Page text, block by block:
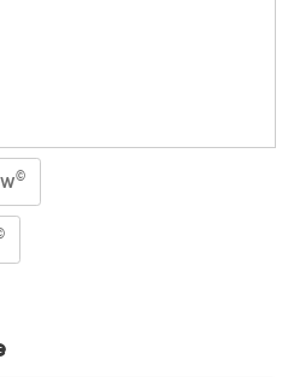
©